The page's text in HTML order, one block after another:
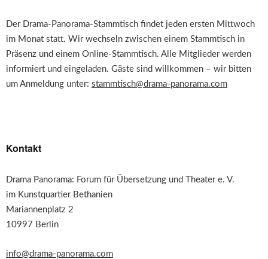
Der Drama-Panorama-Stammtisch findet jeden ersten Mittwoch
im Monat statt. Wir wechseln zwischen einem Stammtisch in
Präsenz und einem Online-Stammtisch. Alle Mitglieder werden
informiert und eingeladen. Gäste sind willkommen – wir bitten
um Anmeldung unter: stammtisch@drama-panorama.com
Kontakt
Drama Panorama: Forum für Übersetzung und Theater e. V.
im Kunstquartier Bethanien
Mariannenplatz 2
10997 Berlin
info@drama-panorama.com